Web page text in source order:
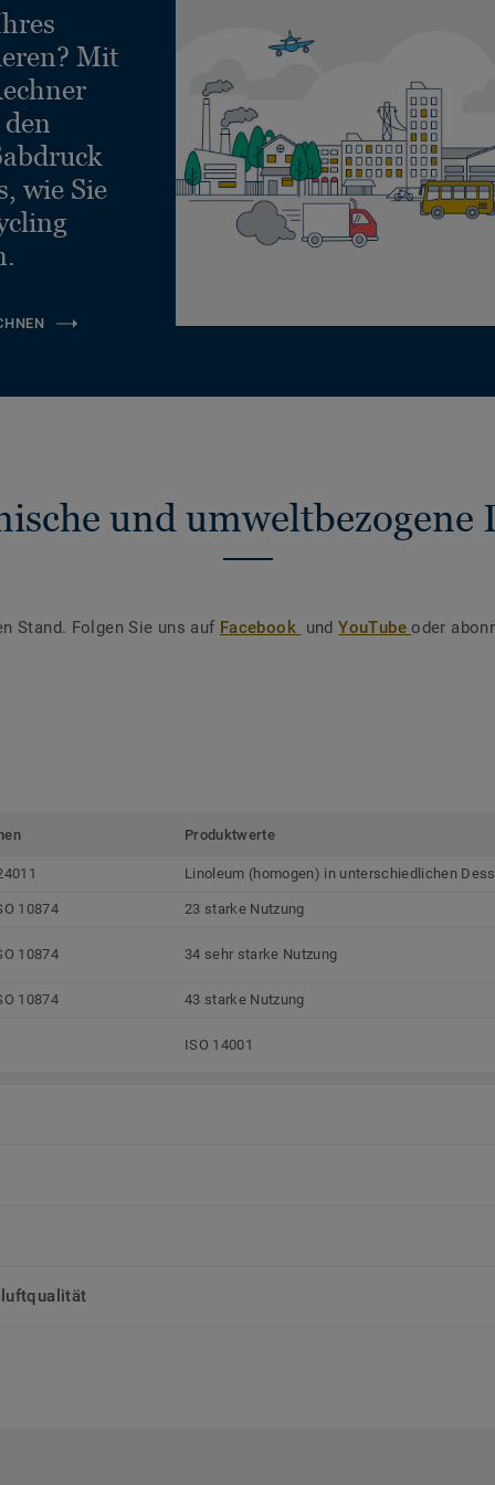
Mit
wie Sie
und umweltbezogene
Stand. Folgen Sie uns auf Facebook undYouTubeoder
Produktwerte
Linoleum (homogen) in unterschiedlichen
10874 23 starke Nutzung
10874 34 sehr starke Nutzung
10874 43 starke Nutzung
ISO 14001